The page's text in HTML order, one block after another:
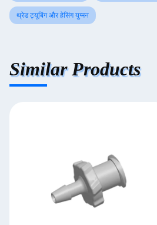
थ्रेड ट्यूबिंग और हेसिंग युग्मन
Similar Products